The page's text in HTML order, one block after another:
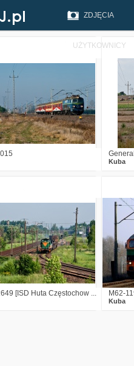
ZDJĘCIA
UŻYTKOWNICY
5
Kuba
[ISD Huta Częstochow ... M62-
Kuba